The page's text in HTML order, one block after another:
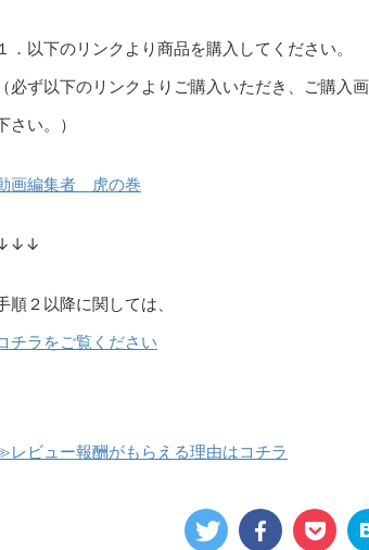
１．以下のリンクより商品を購入してください。
（必ず以下のリンクよりご購入いただき、ご購入
さい。）
画編集者 虎の巻
順２以降に関しては、
チラをご覧ください
レビュー報酬がもらえる理由はコチラ